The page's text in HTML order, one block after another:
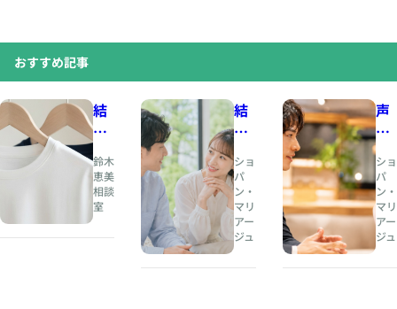
おすすめ記事
結
婚
相
談
所
夏
鈴木
恵美
相談
室
結
婚
は
、
人
生
ショ
パ
ン・
マリ
アー
ジュ
声
の
印
象
が
恋
愛
ショ
パ
ン・
マリ
アー
ジュ